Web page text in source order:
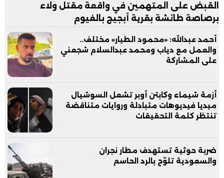
القبض على المتهمين في واقعة مقتل ولاء
برصاصة طائشة بقرية أبجيج بالفيوم
أحمد عبدالله: «محمود الطيار» مختلف..
والعمل مع دياب ومحمد عبدالسلام شجعني
على المشاركة
أزمة شيماء وكابتن أوبر تشعل السوشيال
ميديا فيديوهات متبادلة وروايات متناقضة
تنتظر كلمة التحقيقات
ضربة حوثية تستهدف مطار نجران
والسعودية تلوّح بالرد الحاسم